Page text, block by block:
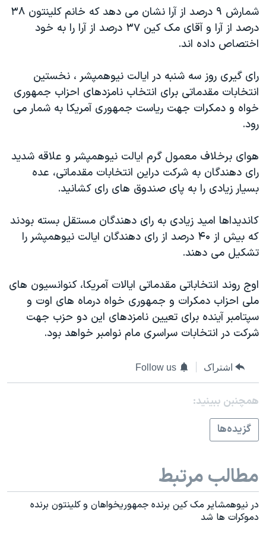
فرهنگ و زندگی
حقوق شهروندی
علم و فناوری
اسرائیل در جنگ
مستندها
انتخابات ریاست جمهوری آمریکا ۲۰۲۴
رمز مهسا
ورزش زنان در ایران
تریبونال مردمی آبان ۹۸
دادگاه حمید نوری
قانون شفافیت دارائی کادر رهبری ایران
اعتراضات مردمی آبان ۹۸
نرگس محمدی برنده جایزه نوبل صلح
همایش محافظه‌کاران آمریکا «سی‌پک»
صفحه‌های ویژه
دنبال کنید
زبانهای مختلف
شمارش ۹ درصد از آرا نشان می دهد که خانم کلينتون ۳۸
درصد از آرا و آقای مک کين ۳۷ درصد از آرا را به خود
اختصاص داده اند.
رای گيری روز سه شنبه در ايالت نيوهمپشر ، نخستين
انتخابات مقدماتی برای انتخاب نامزدهای احزاب جمهوری
خواه و دمکرات جهت رياست جمهوری آمريکا به شمار می
رود.
هوای برخلاف معمول گرم ايالت نيوهمپشر و علاقه شديد
رای دهندگان به شرکت دراين انتخابات مقدماتی، عده
بسيار زيادی را به پای صندوق های رای کشانيد.
کانديداها اميد زيادی به رای دهندگان مستقل بسته بودند
که بيش از ۴۰ درصد از رای دهندگان ايالت نيوهمپشر را
تشکيل می دهند.
اوج روند انتخاباتی مقدماتی ايالات آمريکا، کنوانسيون های
ملی احزاب دمکرات و جمهوری خواه درماه های اوت و
سپتامبر آينده برای تعيين نامزدهای اين دو حزب جهت
شرکت در انتخابات سراسری مام نوامبر خواهد بود.
اشتراک Follow us
همچنبن ببینید:
گزيده‌ها
مطالب مرتبط
در نیوهمشاير مک کين برنده جمهوريخواهان و کلينتون برنده
دموکرات ها شد